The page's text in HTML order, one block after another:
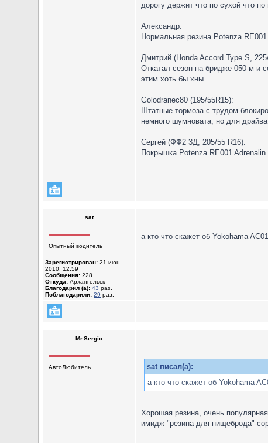
дорогу держит что по сухой что
Александр:
Нормальная резина Potenza
Дмитрий (Honda Accord Type S,
Откатал сезон на бридже 050-м и
этим хоть бы хны.
Golodranec80 (195/55R15):
Штатные тормоза с трудом
немного шумновата, но для
Сергей (ФФ2 3Д, 205/55 R16):
Покрышка Potenza RE001
sat
Опытный водитель
Зарегистрирован: 21 июн
2010, 12:59
Сообщения: 228
Откуда: Архангельск
Благодарил (а): 43 раз.
Поблагодарили: 29 раз.
а кто что скажет об Yokohama
Mr.Sergio
АвтоЛюбитель
sat писал(а):
а кто что скажет об Yokohama
Хорошая резина, очень
имидж "резина для нищеброда"-